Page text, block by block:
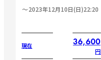
2023年12月10日(日)22:20
現在 36,600
円